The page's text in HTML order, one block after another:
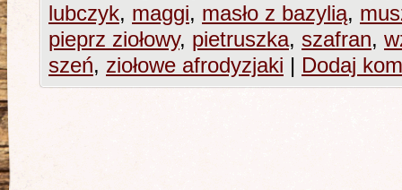
lubczyk, maggi, masło z bazylią,
pieprz ziołowy, pietruszka, szafran,
szeń, ziołowe afrodyzjaki | Dodaj